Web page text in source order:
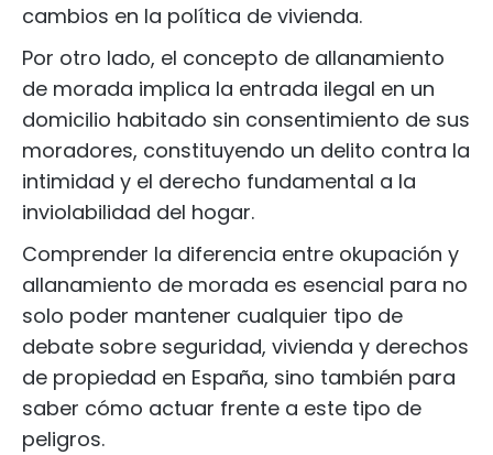
cambios en la política de vivienda.
Por otro lado, el concepto de allanamiento
de morada implica la entrada ilegal en un
domicilio habitado sin consentimiento de sus
moradores, constituyendo un delito contra la
intimidad y el derecho fundamental a la
inviolabilidad del hogar.
Comprender la diferencia entre okupación y
allanamiento de morada es esencial para no
solo poder mantener cualquier tipo de
debate sobre seguridad, vivienda y derechos
de propiedad en España, sino también para
saber cómo actuar frente a este tipo de
peligros.